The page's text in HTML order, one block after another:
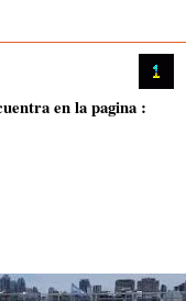
en la pagina :